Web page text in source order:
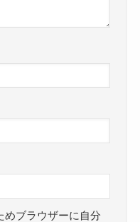
めブラウザーに自分